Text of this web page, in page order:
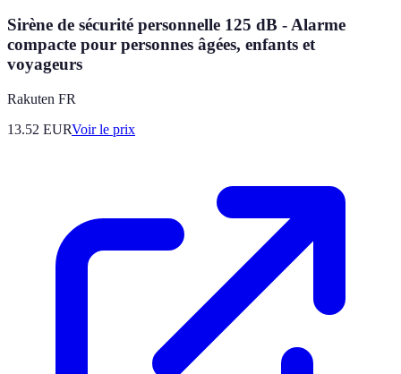
Sirène de sécurité personnelle 125 dB - Alarme
compacte pour personnes âgées, enfants et
voyageurs
Rakuten FR
13.52 EURVoir le prix